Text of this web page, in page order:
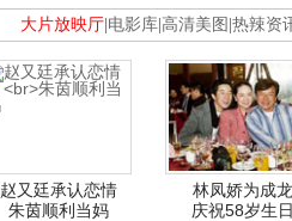
大片放映厅 电影库 高清美图 热辣资
赵又廷承认恋情
朱茵顺利当妈
林凤娇为成龙
庆祝58岁生